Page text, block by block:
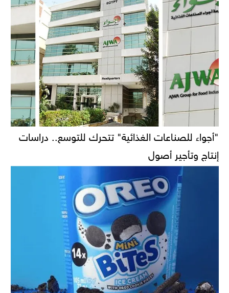
"أجواء للصناعات الغذائية" تتحرك للتوسع.. دراسات
إنتاج وتأجير أصول